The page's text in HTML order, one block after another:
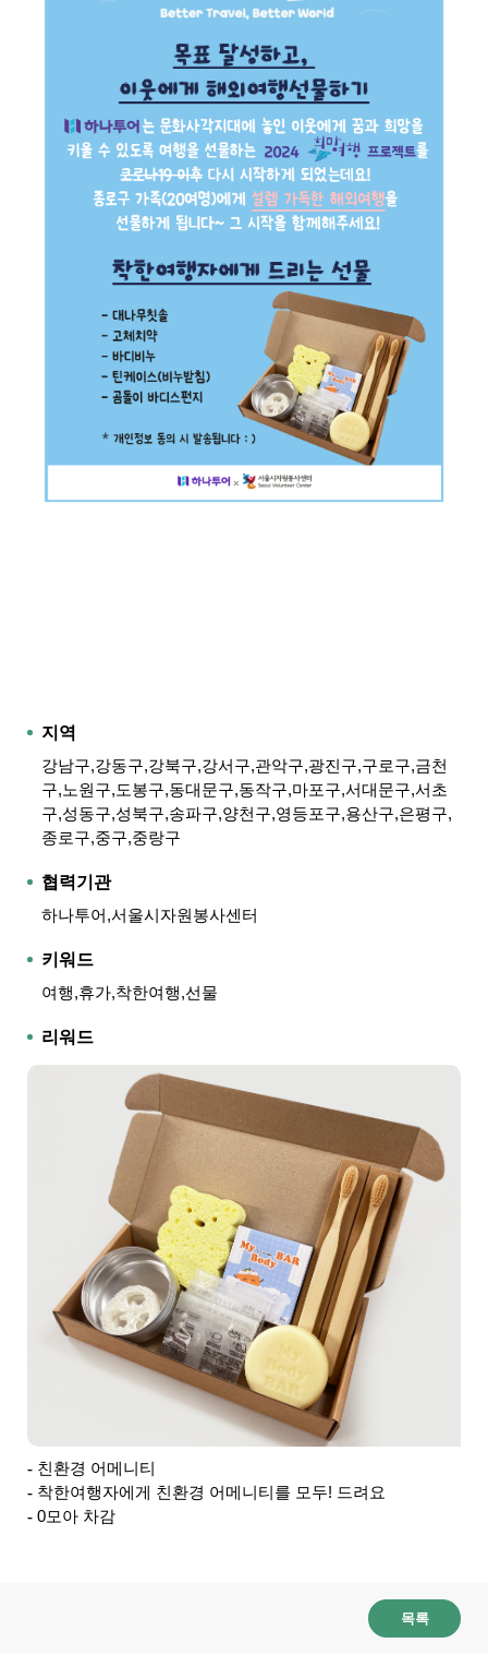
지역
강남구,강동구,강북구,강서구,관악구,광진구,구로구,금천
구,노원구,도봉구,동대문구,동작구,마포구,서대문구,서초
구,성동구,성북구,송파구,양천구,영등포구,용산구,은평구,
종로구,중구,중랑구
협력기관
하나투어,서울시자원봉사센터
키워드
여행,휴가,착한여행,선물
리워드
친환경 어메니티
착한여행자에게 친환경 어메니티를 모두! 드려요
0모아 차감
목록